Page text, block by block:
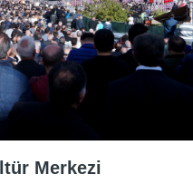
Merkezi